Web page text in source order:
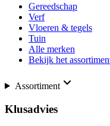
Gereedschap
Verf
Vloeren & tegels
Tuin
Alle merken
Bekijk het
Assortiment
Klusadvies